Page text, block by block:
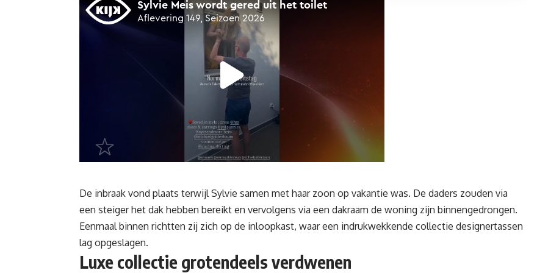
De inbraak vond plaats terwijl Sylvie samen met haar zoon op vakantie was. De daders zouden via
een steiger het dak hebben bereikt en vervolgens via een dakraam de woning zijn binnengedrongen.
Eenmaal binnen richtten zij zich op de inloopkast, waar een indrukwekkende collectie designertassen
lag opgeslagen.
Luxe collectie grotendeels verdwenen